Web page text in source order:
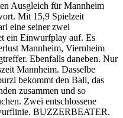
Ausgleich für Mannheim
Mit 15,9 Spielzeit
eine seiner zwei
ein Einwurfplay auf. Es
Mannheim, Viernheim
Ebenfalls daneben. Nur
Mannheim. Dasselbe
bekommt den Ball, das
zusammen und so
Zwei entschlossene
BUZZERBEATER.